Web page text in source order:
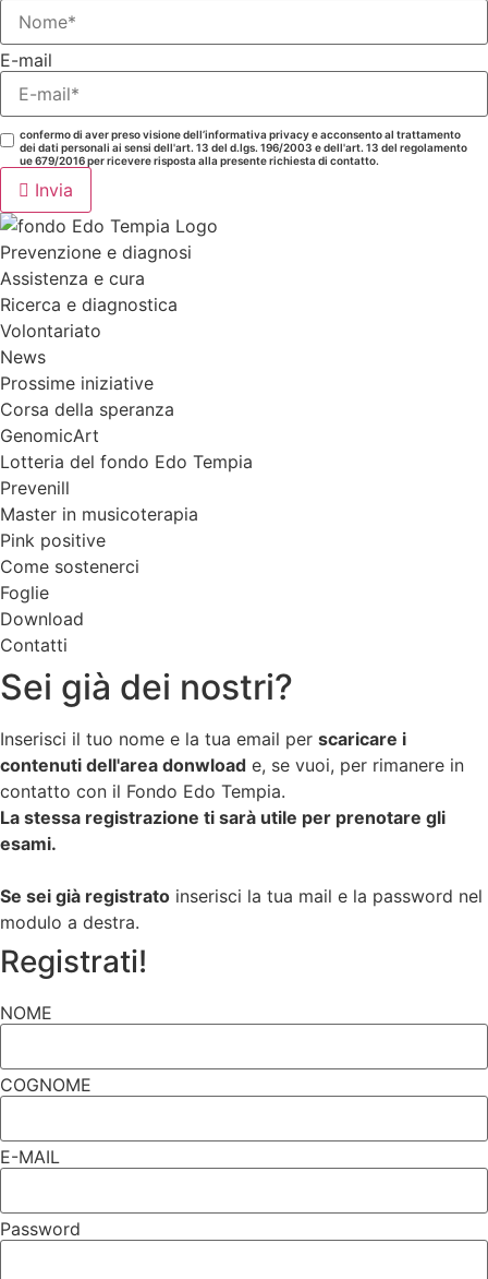
E-mail
confermo di aver preso visione dell’informativa privacy e acconsento al trattamento
dei dati personali ai sensi dell'art. 13 del d.lgs. 196/2003 e dell'art. 13 del regolamento
ue 679/2016 per ricevere risposta alla presente richiesta di contatto.
Invia
Prevenzione e diagnosi
Assistenza e cura
Ricerca e diagnostica
Volontariato
News
Prossime iniziative
Corsa della speranza
GenomicArt
Lotteria del fondo Edo Tempia
Prevenill
Master in musicoterapia
Pink positive
Come sostenerci
Foglie
Download
Contatti
Sei già dei nostri?
Inserisci il tuo nome e la tua email per scaricare i
contenuti dell'area donwload e, se vuoi, per rimanere in
contatto con il Fondo Edo Tempia.
La stessa registrazione ti sarà utile per prenotare gli
esami.
Se sei già registrato inserisci la tua mail e la password nel
modulo a destra.
Registrati!
NOME
COGNOME
E-MAIL
Password